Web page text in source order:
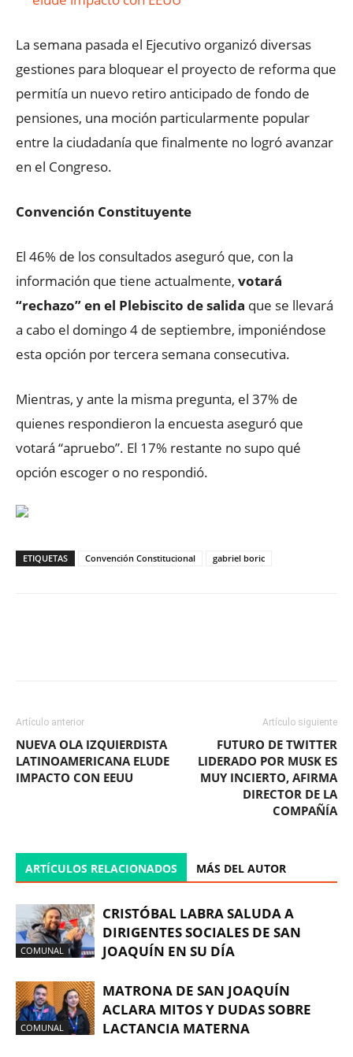
La semana pasada el Ejecutivo organizó diversas
gestiones para bloquear el proyecto de reforma que
permitía un nuevo retiro anticipado de fondo de
pensiones, una moción particularmente popular
entre la ciudadanía que finalmente no logró avanzar
en el Congreso.
Convención Constituyente
El 46% de los consultados aseguró que, con la
información que tiene actualmente, votará
“rechazo” en el Plebiscito de salida que se llevará
a cabo el domingo 4 de septiembre, imponiéndose
esta opción por tercera semana consecutiva.
Mientras, y ante la misma pregunta, el 37% de
quienes respondieron la encuesta aseguró que
votará “apruebo”. El 17% restante no supo qué
opción escoger o no respondió.
ETIQUETAS Convención Constitucional gabriel boric
Artículo anterior
NUEVA OLA IZQUIERDISTA
LATINOAMERICANA ELUDE
IMPACTO CON EEUU
Artículo siguiente
FUTURO DE TWITTER
LIDERADO POR MUSK ES
MUY INCIERTO, AFIRMA
DIRECTOR DE LA
COMPAÑÍA
ARTÍCULOS RELACIONADOS MÁS DEL AUTOR
COMUNAL
CRISTÓBAL LABRA SALUDA A
DIRIGENTES SOCIALES DE SAN
JOAQUÍN EN SU DÍA
COMUNAL
MATRONA DE SAN JOAQUÍN
ACLARA MITOS Y DUDAS SOBRE
LACTANCIA MATERNA